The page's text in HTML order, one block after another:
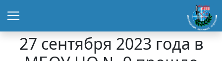
27 сентября 2023 года в